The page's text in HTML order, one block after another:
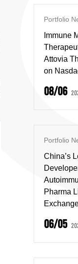
Portfolio
Immune
Attovia
on
08/06
Portfolio
China’s
Pharma
06/05